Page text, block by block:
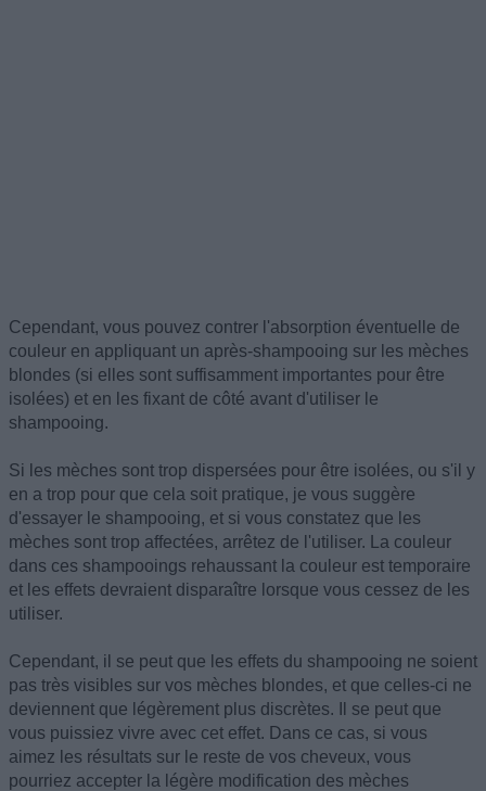
Cependant, vous pouvez contrer l'absorption éventuelle de
couleur en appliquant un après-shampooing sur les mèches
blondes (si elles sont suffisamment importantes pour être
isolées) et en les fixant de côté avant d'utiliser le
shampooing.
Si les mèches sont trop dispersées pour être isolées, ou s'il y
en a trop pour que cela soit pratique, je vous suggère
d'essayer le shampooing, et si vous constatez que les
mèches sont trop affectées, arrêtez de l'utiliser. La couleur
dans ces shampooings rehaussant la couleur est temporaire
et les effets devraient disparaître lorsque vous cessez de les
utiliser.
Cependant, il se peut que les effets du shampooing ne soient
pas très visibles sur vos mèches blondes, et que celles-ci ne
deviennent que légèrement plus discrètes. Il se peut que
vous puissiez vivre avec cet effet. Dans ce cas, si vous
aimez les résultats sur le reste de vos cheveux, vous
pourriez accepter la légère modification des mèches